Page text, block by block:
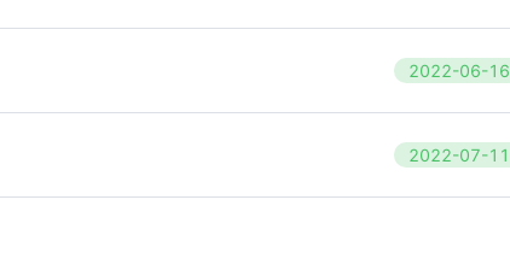
2022-06-16
2022-07-11